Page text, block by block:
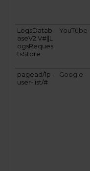
LogsDatab
aseV2:V#||L
ogsReques
tsStore
YouTube
pagead/1p-
user-list/#
Google